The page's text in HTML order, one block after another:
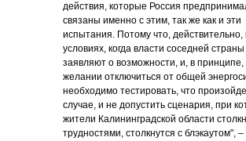
действия, которые Россия
связаны именно с этим, так же как и эти
испытания. Потому что, действительно,
условиях, когда власти соседней страны
заявляют о возможности, и, в принципе,
желании отключиться от общей
необходимо тестировать, что
случае, и не допустить сценария, при
жители Калининградской области
трудностями, столкнутся с блэкаутом", –